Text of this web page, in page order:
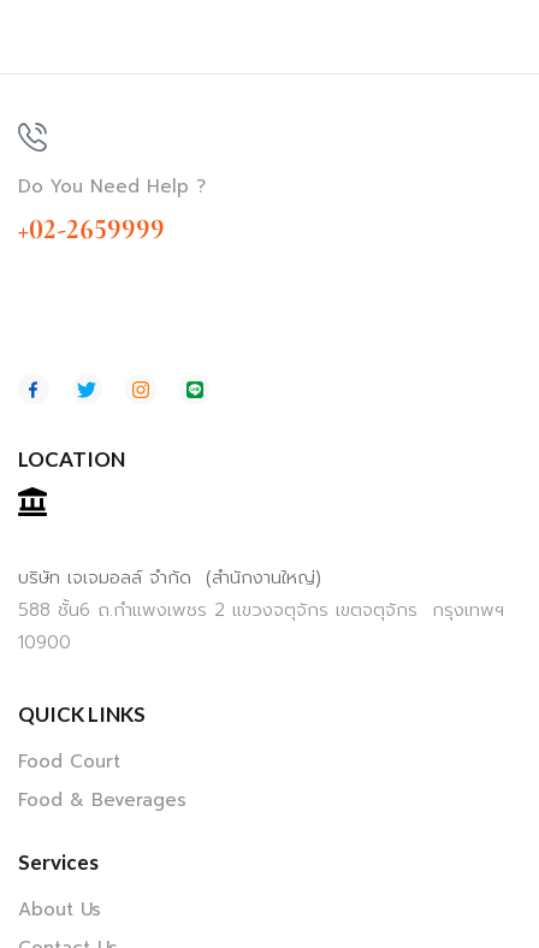
Do You Need Help ?
+02-2659999
LOCATION
บริษัท เจเจมอลล์ จำกัด (สำนักงานใหญ่)
588 ชั้น6 ถ.กำแพงเพชร 2 แขวงจตุจักร เขตจตุจักร กรุงเทพฯ
10900
QUICK LINKS
Food Court
Food & Beverages
Services
About Us